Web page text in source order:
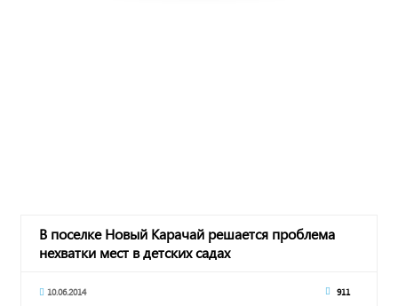
В поселке Новый Карачай решается проблема
нехватки мест в детских садах
10.06.2014 911